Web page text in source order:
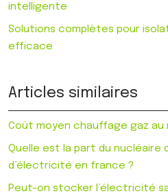
intelligente
Solutions complètes pour
efficace
Articles similaires
Coût moyen chauffage gaz au
Quelle est la part du nucléaire
d’électricité en france ?
Peut-on stocker l’électricité